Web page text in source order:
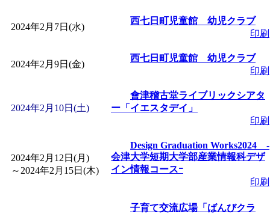
間：2026/08/10～2026/
「赤ちゃん交流広場
間：2026/08/10～2026/
みなづる号乗車体
de 健康づくり」」 受
堂島地区歴史ウオ
2024年2月7日(水)
西七日町児童館 幼児クラブ
印刷
2024年2月9日(金)
西七日町児童館 幼児クラブ
印刷
2024年2月10日(土)
會津稽古堂ライブリックシアタ
ー「イエスタデイ」
印刷
2024年2月12日(月)
～ 2024年2月15日(木)
Design Graduation Works2024 ‐
会津大学短期大学部産業情報科デザ
イン情報コースｰ
印刷
子育て交流広場「ばんびクラ